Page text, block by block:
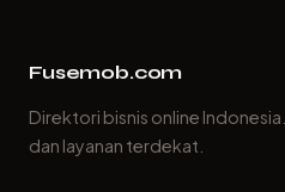
Fusemob.com
Direktori bisnis online
dan layanan terdekat.